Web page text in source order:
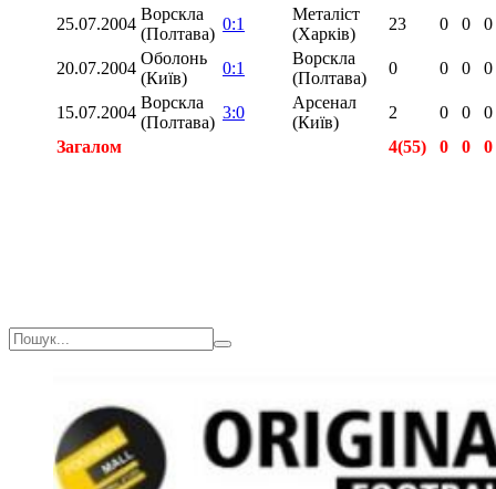
25.07.2004
Ворскла
(Полтава)
0:1
Металіст
(Харків)
23 0 0 0
20.07.2004
Оболонь
(Київ)
0:1
Ворскла
(Полтава)
0 0 0 0
15.07.2004
Ворскла
(Полтава)
3:0
Арсенал
(Київ)
2 0 0
0
Загалом
4(55) 0 0
0